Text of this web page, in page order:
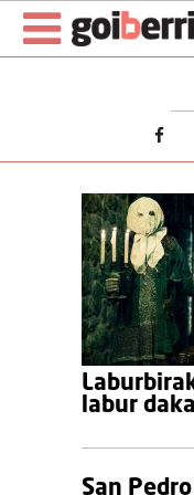
labur
San